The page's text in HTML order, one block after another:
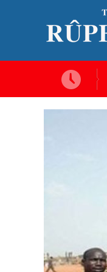
gebe” -- Ayşe Hür